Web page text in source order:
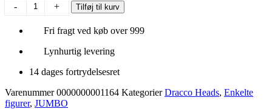
- + Tilføj til kurv
Fri fragt ved køb over 999
Lynhurtig levering
14 dages fortrydelsesret
Varenummer0000000001164 Kategorier Dracco Heads, Enkelte
figurer, JUMBO